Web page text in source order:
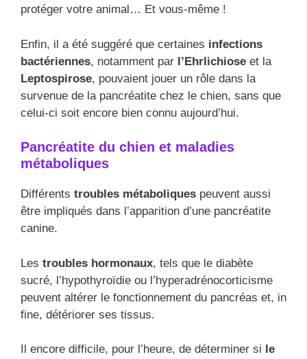
protéger votre animal… Et vous-même !
Enfin, il a été suggéré que certaines infections
bactériennes, notamment par l’Ehrlichiose et la
Leptospirose, pouvaient jouer un rôle dans la
survenue de la pancréatite chez le chien, sans que
celui-ci soit encore bien connu aujourd’hui.
Pancréatite du chien et maladies
métaboliques
Différents troubles métaboliques peuvent aussi
être impliqués dans l’apparition d’une pancréatite
canine.
Les troubles hormonaux, tels que le diabète
sucré, l’hypothyroïdie ou l’hyperadrénocorticisme
peuvent altérer le fonctionnement du pancréas et, in
fine, détériorer ses tissus.
Il encore difficile, pour l’heure, de déterminer si le